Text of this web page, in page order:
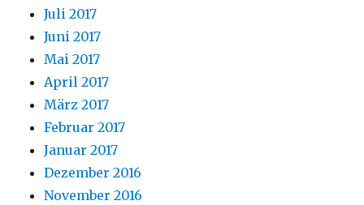
Juli 2017
Juni 2017
Mai 2017
April 2017
März 2017
Februar 2017
Januar 2017
Dezember 2016
November 2016